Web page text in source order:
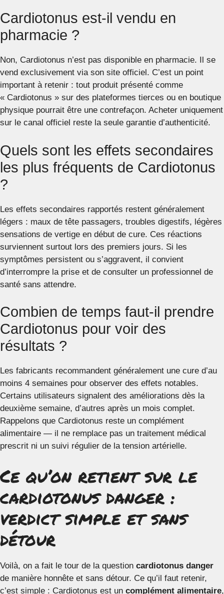
Cardiotonus est-il vendu en
pharmacie ?
Non, Cardiotonus n’est pas disponible en pharmacie. Il se
vend exclusivement via son site officiel. C’est un point
important à retenir : tout produit présenté comme
« Cardiotonus » sur des plateformes tierces ou en boutique
physique pourrait être une contrefaçon. Acheter uniquement
sur le canal officiel reste la seule garantie d’authenticité.
Quels sont les effets secondaires
les plus fréquents de Cardiotonus
?
Les effets secondaires rapportés restent généralement
légers : maux de tête passagers, troubles digestifs, légères
sensations de vertige en début de cure. Ces réactions
surviennent surtout lors des premiers jours. Si les
symptômes persistent ou s’aggravent, il convient
d’interrompre la prise et de consulter un professionnel de
santé sans attendre.
Combien de temps faut-il prendre
Cardiotonus pour voir des
résultats ?
Les fabricants recommandent généralement une cure d’au
moins 4 semaines pour observer des effets notables.
Certains utilisateurs signalent des améliorations dès la
deuxième semaine, d’autres après un mois complet.
Rappelons que Cardiotonus reste un complément
alimentaire — il ne remplace pas un traitement médical
prescrit ni un suivi régulier de la tension artérielle.
Ce qu’on retient sur le
cardiotonus danger :
verdict simple et sans
détour
Voilà, on a fait le tour de la question cardiotonus danger
de manière honnête et sans détour. Ce qu’il faut retenir,
c’est simple : Cardiotonus est un complément alimentaire,